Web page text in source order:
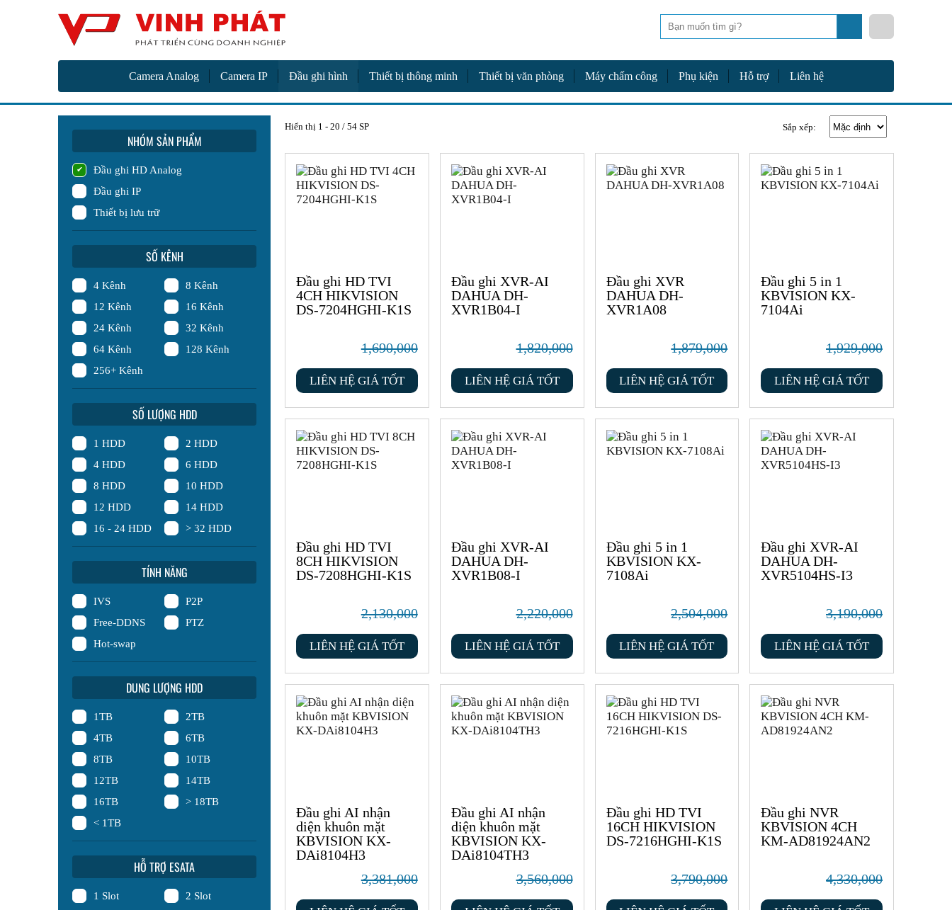
Vinh Phát Cần Thơ
Camera Analog Camera IP Đầu ghi hình Thiết bị thông minh Thiết bị văn phòng Máy chấm công Phụ kiện Hỗ trợ Liên hệ
NHÓM SẢN PHẨM
Đầu ghi HD Analog
Đầu ghi IP
Thiết bị lưu trữ
SỐ KÊNH
4 Kênh
8 Kênh
12 Kênh
16 Kênh
24 Kênh
32 Kênh
64 Kênh
128 Kênh
256+ Kênh
SỐ LƯỢNG HDD
1 HDD
2 HDD
4 HDD
6 HDD
8 HDD
10 HDD
12 HDD
14 HDD
16 - 24 HDD
> 32 HDD
TÍNH NĂNG
IVS
P2P
Free-DDNS
PTZ
Hot-swap
DUNG LƯỢNG HDD
1TB
2TB
4TB
6TB
8TB
10TB
12TB
14TB
16TB
> 18TB
< 1TB
HỖ TRỢ ESATA
1 Slot
2 Slot
Hiển thị 1 - 20 / 54 SP Sắp xếp:
Đầu ghi HD TVI
4CH HIKVISION
DS-7204HGHI-K1S
1,690,000
LIÊN HỆ GIÁ TỐT
Đầu ghi XVR-AI
DAHUA DH-
XVR1B04-I
1,820,000
LIÊN HỆ GIÁ TỐT
Đầu ghi XVR
DAHUA DH-
XVR1A08
1,879,000
LIÊN HỆ GIÁ TỐT
Đầu ghi 5 in 1
KBVISION KX-
7104Ai
1,929,000
LIÊN HỆ GIÁ TỐT
Đầu ghi HD TVI
8CH HIKVISION
DS-7208HGHI-K1S
2,130,000
LIÊN HỆ GIÁ TỐT
Đầu ghi XVR-AI
DAHUA DH-
XVR1B08-I
2,220,000
LIÊN HỆ GIÁ TỐT
Đầu ghi 5 in 1
KBVISION KX-
7108Ai
2,504,000
LIÊN HỆ GIÁ TỐT
Đầu ghi XVR-AI
DAHUA DH-
XVR5104HS-I3
3,190,000
LIÊN HỆ GIÁ TỐT
Đầu ghi AI nhận
diện khuôn mặt
KBVISION KX-
DAi8104H3
3,381,000
Đầu ghi AI nhận
diện khuôn mặt
KBVISION KX-
DAi8104TH3
3,560,000
Đầu ghi HD TVI
16CH HIKVISION
DS-7216HGHI-K1S
3,790,000
Đầu ghi NVR
KBVISION 4CH
KM-AD81924AN2
4,330,000